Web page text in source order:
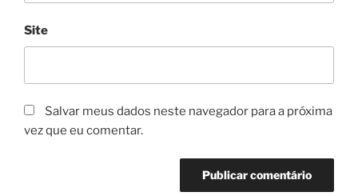
Site
Salvar meus dados neste navegador para a próxima
vez que eu comentar.